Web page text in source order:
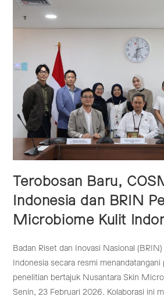
Terobosan Baru,
Indonesia dan BRIN
Microbiome Kulit
Badan Riset dan Inovasi Nasional
Indonesia secara resmi menandatangani
penelitian bertajuk Nusantara Skin
Senin, 23 Februari 2026. Kolaborasi ini